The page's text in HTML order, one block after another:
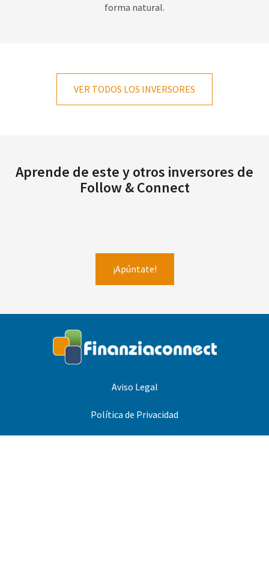
forma natural.
VER TODOS LOS INVERSORES
Aprende de este y otros inversores de
Follow & Connect
¡Apúntate!
Aviso Legal
Política de Privacidad